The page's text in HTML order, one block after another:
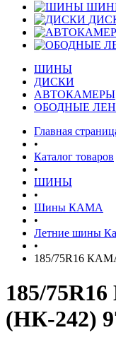
ШИНЫ
ДИСКИ
АВТОКАМЕРЫ
ОБОДНЫЕ
Главная
•
Каталог товаров
•
ШИНЫ
•
Шины КАМА
•
Летние шины
•
185/75R16
185/
(НК-242)